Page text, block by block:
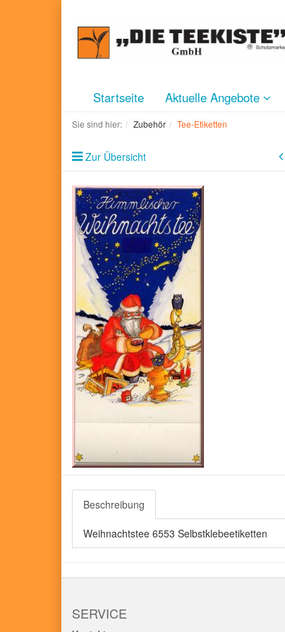
Startseite Aktuelle Angebote
Sie sind hier: Zubehör Tee-Etiketten
Zur Übersicht
Beschreibung
Weihnachtstee 6553 Selbstklebeetiketten
SERVICE